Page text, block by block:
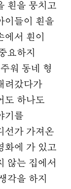
흰을 뭉치고
이들이 흰을
서 흰이
요하지
워 동네 형
려갔다가
도 하나도
기를
선가 가져온
화에 가 있고
않는 집에서
각을 하지